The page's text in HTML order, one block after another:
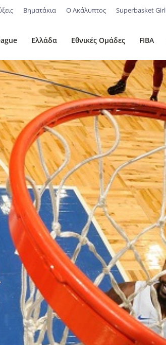
Βηματάκια Ο Ακάλυπτος Superbasket Girl
Ελλάδα Εθνικές Ομάδες FIBA